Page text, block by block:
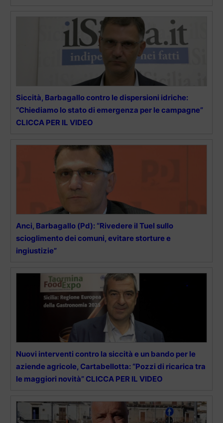
Siccità, Barbagallo contro le dispersioni idriche:
“Chiediamo lo stato di emergenza per le campagne”
CLICCA PER IL VIDEO
Anci, Barbagallo (Pd): “Rivedere il Tuel sullo
scioglimento dei comuni, evitare storture e
ingiustizie”
Nuovi interventi contro la siccità e un bando per le
aziende agricole, Cartabellotta: “Pozzi di ricarica tra
le maggiori novità” CLICCA PER IL VIDEO